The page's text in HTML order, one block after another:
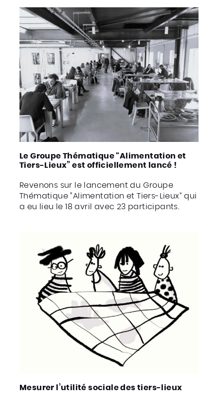
Le Groupe Thématique “Alimentation et
Tiers-Lieux” est officiellement lancé !
Revenons sur le lancement du Groupe
Thématique “Alimentation et Tiers-Lieux” qui
a eu lieu le 18 avril avec 23 participants.
Mesurer l’utilité sociale des tiers-lieux